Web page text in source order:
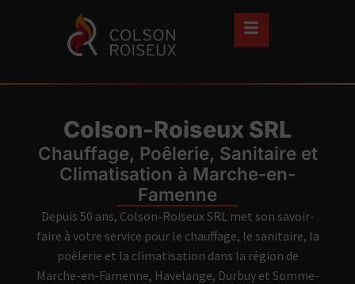
Colson-Roiseux SRL
Chauffage, Poêlerie, Sanitaire et
Climatisation à Marche-en-
Famenne
Depuis 50 ans, Colson-Roiseux SRL met son savoir-
faire à votre service pour le chauffage, le sanitaire, la
poêlerie et la climatisation dans la région de
Marche-en-Famenne, Havelange, Durbuy et Somme-